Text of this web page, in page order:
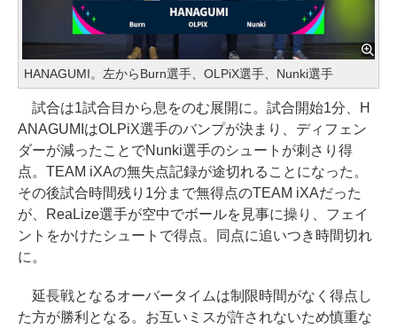
HANAGUMI。左からBurn選手、OLPiX選手、Nunki選手
試合は1試合目から息をのむ展開に。試合開始1分、H
ANAGUMIはOLPiX選手のバンプが決まり、ディフェン
ダーが減ったことでNunki選手のシュートが刺さり得
点。TEAM iXAの無失点記録が途切れることになった。
その後試合時間残り1分まで無得点のTEAM iXAだった
が、ReaLize選手が空中でボールを見事に操り、フェイ
ントをかけたシュートで得点。同点に追いつき時間切れ
に。
延長戦となるオーバータイムは制限時間がなく得点し
た方が勝利となる。お互いミスが許されないため慎重な